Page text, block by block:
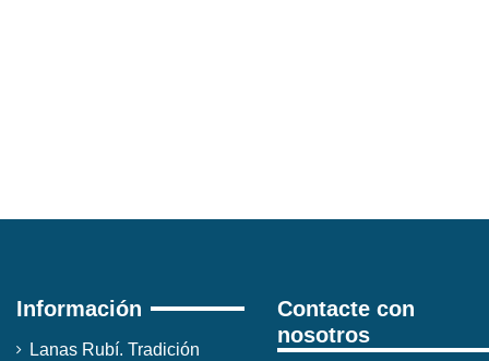
Información
Lanas Rubí. Tradición
Contacte con
nosotros